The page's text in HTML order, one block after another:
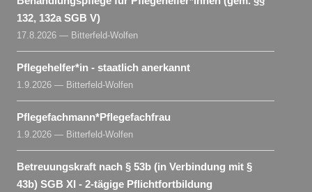
132, 132a SGB V)
17.8.2026 — Bitterfeld-Wolfen
Pflegehelfer​*in - staatlich anerkannt
1.9.2026 — Bitterfeld-Wolfen
Pflegefachmann​*Pflegefachfrau
1.9.2026 — Bitterfeld-Wolfen
Betreuungskraft nach § 53b (in Verbindung mit §
43b) SGB XI - 2-tägige Pflichtfortbildung